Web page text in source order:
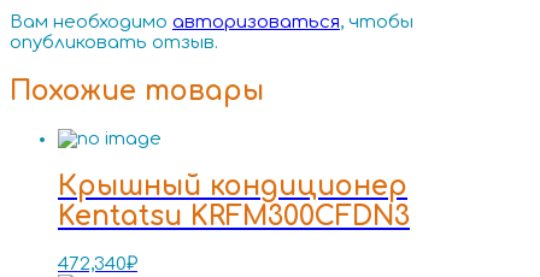
Вам необходимо авторизоваться, чтобы
опубликовать отзыв.
Похожие товары
Крышный кондиционер
Kentatsu KRFM300CFDN3
472,340₽